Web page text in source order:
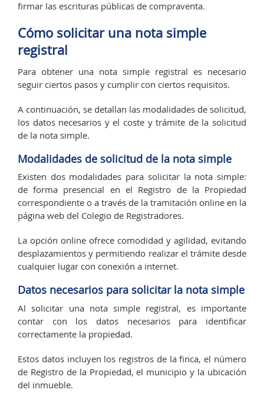
firmar las escrituras públicas de compraventa.
Cómo solicitar una nota simple
registral
Para obtener una nota simple registral es necesario
seguir ciertos pasos y cumplir con ciertos requisitos.
A continuación, se detallan las modalidades de solicitud,
los datos necesarios y el coste y trámite de la solicitud
de la nota simple.
Modalidades de solicitud de la nota simple
Existen dos modalidades para solicitar la nota simple:
de forma presencial en el Registro de la Propiedad
correspondiente o a través de la tramitación online en la
página web del Colegio de Registradores.
La opción online ofrece comodidad y agilidad, evitando
desplazamientos y permitiendo realizar el trámite desde
cualquier lugar con conexión a internet.
Datos necesarios para solicitar la nota simple
Al solicitar una nota simple registral, es importante
contar con los datos necesarios para identificar
correctamente la propiedad.
Estos datos incluyen los registros de la finca, el número
de Registro de la Propiedad, el municipio y la ubicación
del inmueble.